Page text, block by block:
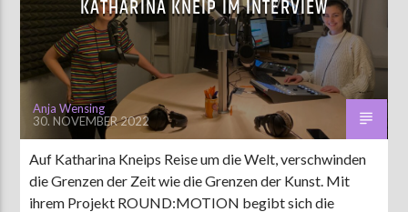
AKTUELLE SENDUNG
MOEBIUS
00:00 09:00
ZU HÖREN IN Münster90,9 MHzSteinfurt103,9 MHz
ATHARINA KNEIP IM INTERVIEW
Anja Wensing
30. NOVEMBER 2022
Auf Katharina Kneips Reise um die Welt, verschwinden
die Grenzen der Zeit wie die Grenzen der Kunst. Mit
ihrem Projekt ROUND:MOTION begibt sich die